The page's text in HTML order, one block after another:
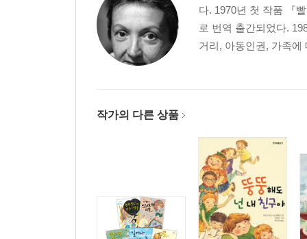
다. 1970년 첫 작품 『
로 번역 출간되었다.
거리, 아동인권, 가족에
작가의 다른 상품